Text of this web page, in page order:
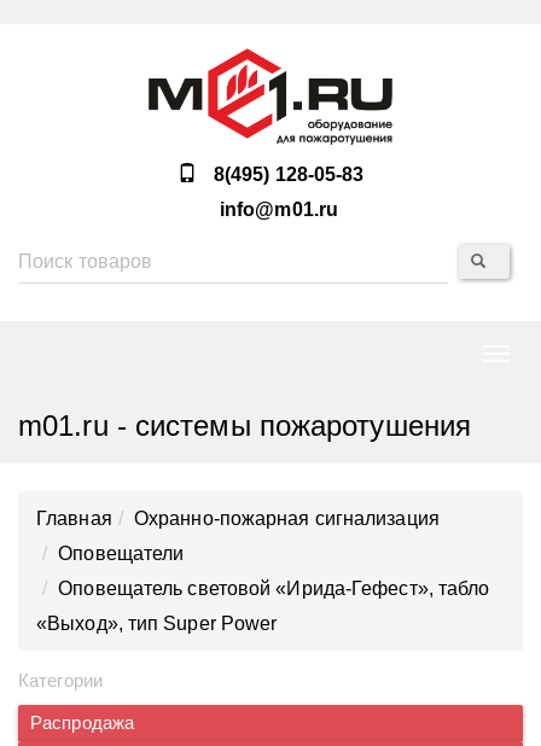
8(495) 128-05-83
info@m01.ru
m01.ru - системы пожаротушения
Главная
Охранно-пожарная сигнализация
Оповещатели
Оповещатель световой «Ирида-Гефест», табло
«Выход», тип Super Power
Категории
Распродажа